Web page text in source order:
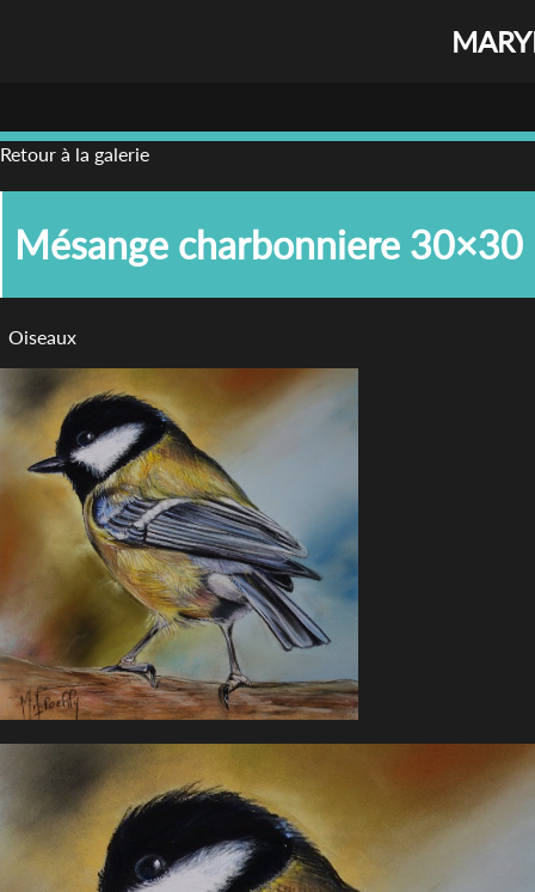
Retour à la galerie
Mésange charbonniere 30×30
Oiseaux